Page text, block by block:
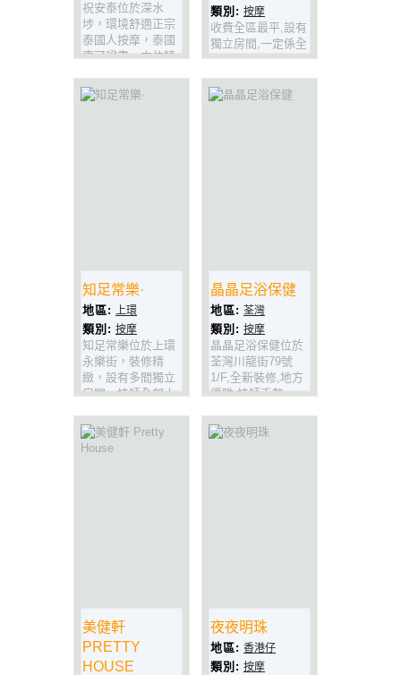
祝安泰位於深水
埗，環境舒適正宗
泰國人按摩，泰國
應可證書，穴位精
費合理，係深水埗
最正嘅泰式按摩
類別: 按摩
收費全區最平,設有
獨立房間,一定係全
深水?麚怚韋怚翱J
休閑好地方.
知足常樂·
地區: 上環
類別: 按摩
知足常樂位於上環
永樂街，裝修精
緻，設有多間獨立
房間，技師全部大
流，青春貌美，收
費合理，系上環最
晶晶足浴保健
地區: 荃灣
類別: 按摩
晶晶足浴保健位於
荃灣川龍街79號
1/F,全新裝修,地方
優雅,技師手勢一
青春貌美,設有獨立
房間,一定係全荃
美健軒
PRETTY
HOUSE
夜夜明珠
地區: 香港仔
類別: 按摩